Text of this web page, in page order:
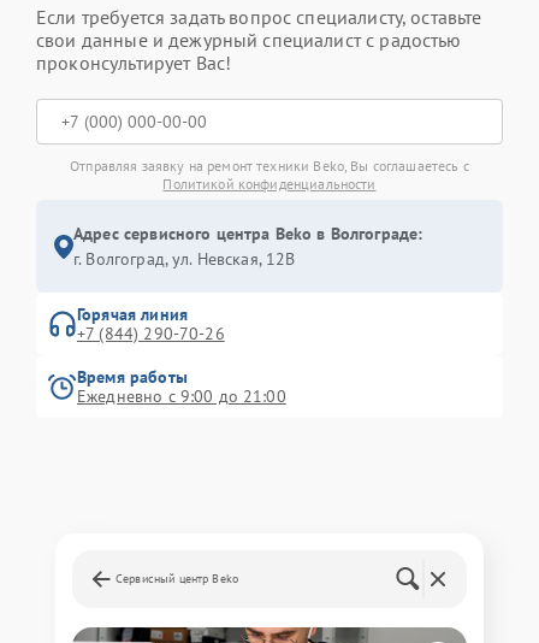
Если требуется задать вопрос специалисту, оставьте
свои данные и дежурный специалист с радостью
проконсультирует Вас!
Отправляя заявку на ремонт техники Beko, Вы соглашаетесь с
Политикой конфиденциальности
Адрес сервисного центра Beko в Волгограде:
г. Волгоград, ул. Невская, 12В
Горячая линия
+7 (844) 290-70-26
Время работы
Ежедневно с 9:00 до 21:00
Сервисный центр Beko